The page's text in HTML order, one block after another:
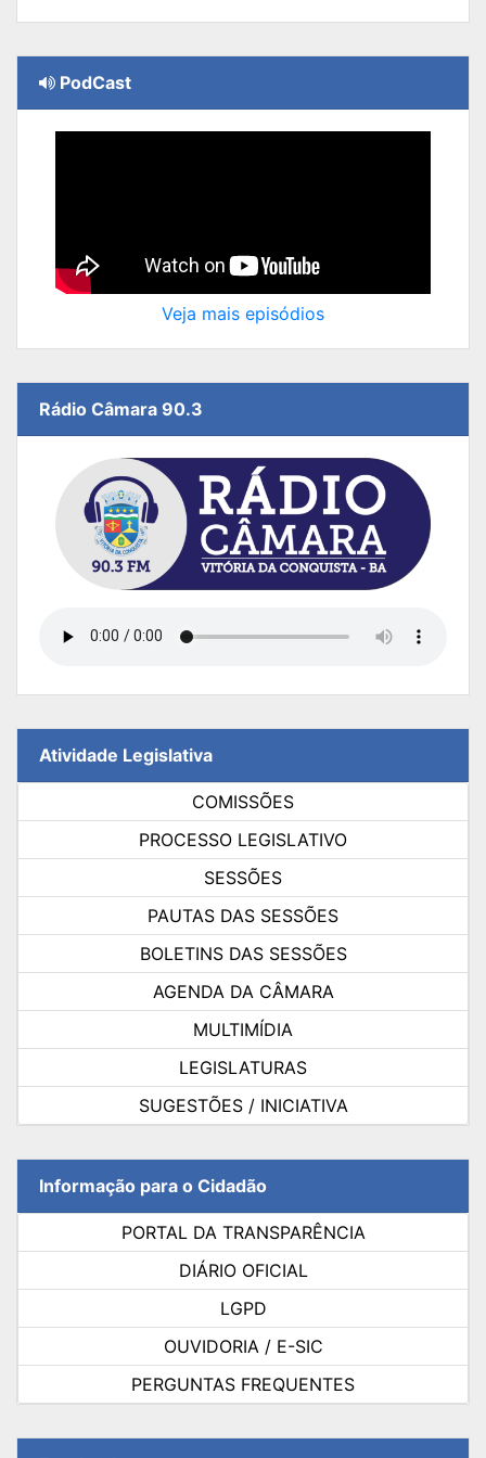
PodCast
Veja mais episódios
Rádio Câmara 90.3
Atividade Legislativa
COMISSÕES
PROCESSO LEGISLATIVO
SESSÕES
PAUTAS DAS SESSÕES
BOLETINS DAS SESSÕES
AGENDA DA CÂMARA
MULTIMÍDIA
LEGISLATURAS
SUGESTÕES / INICIATIVA
Informação para o Cidadão
PORTAL DA TRANSPARÊNCIA
DIÁRIO OFICIAL
LGPD
OUVIDORIA / E-SIC
PERGUNTAS FREQUENTES